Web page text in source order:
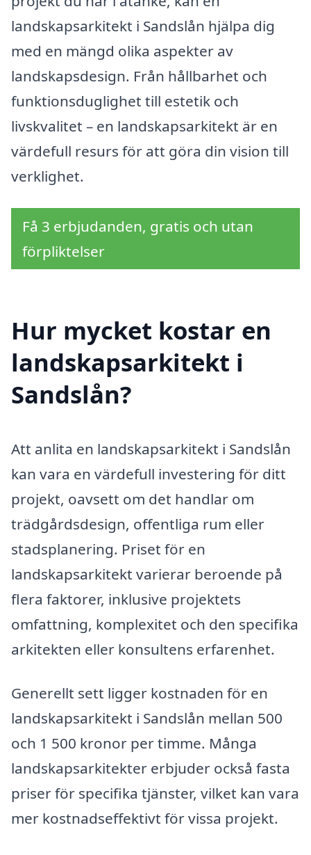
landskapsarkitekt i Sandslån hjälpa dig
med en mängd olika aspekter av
landskapsdesign. Från hållbarhet och
funktionsduglighet till estetik och
livskvalitet – en landskapsarkitekt är en
värdefull resurs för att göra din vision till
verklighet.
Få 3 erbjudanden, gratis och utan
förpliktelser
Hur mycket kostar en
landskapsarkitekt i
Sandslån?
Att anlita en landskapsarkitekt i Sandslån
kan vara en värdefull investering för ditt
projekt, oavsett om det handlar om
trädgårdsdesign, offentliga rum eller
stadsplanering. Priset för en
landskapsarkitekt varierar beroende på
flera faktorer, inklusive projektets
omfattning, komplexitet och den specifika
arkitekten eller konsultens erfarenhet.
Generellt sett ligger kostnaden för en
landskapsarkitekt i Sandslån mellan 500
och 1 500 kronor per timme. Många
landskapsarkitekter erbjuder också fasta
priser för specifika tjänster, vilket kan vara
mer kostnadseffektivt för vissa projekt.